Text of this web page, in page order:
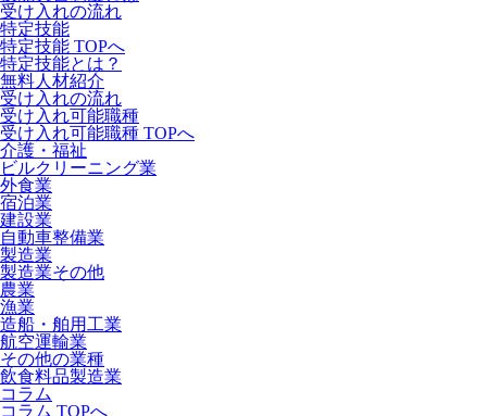
受け入れの流れ
特定技能
特定技能 TOPへ
特定技能とは？
無料人材紹介
受け入れの流れ
受け入れ可能職種
受け入れ可能職種 TOPへ
介護・福祉
ビルクリーニング業
外食業
宿泊業
建設業
自動車整備業
製造業
製造業その他
農業
漁業
造船・舶用工業
航空運輸業
その他の業種
飲食料品製造業
コラム
コラム TOPへ